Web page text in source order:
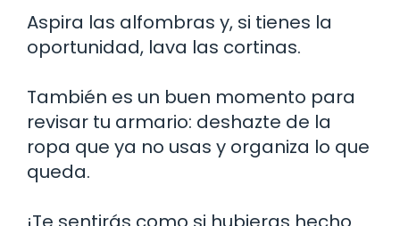
Aspira las alfombras y, si tienes la
oportunidad, lava las cortinas.
También es un buen momento para
revisar tu armario: deshazte de la
ropa que ya no usas y organiza lo que
queda.